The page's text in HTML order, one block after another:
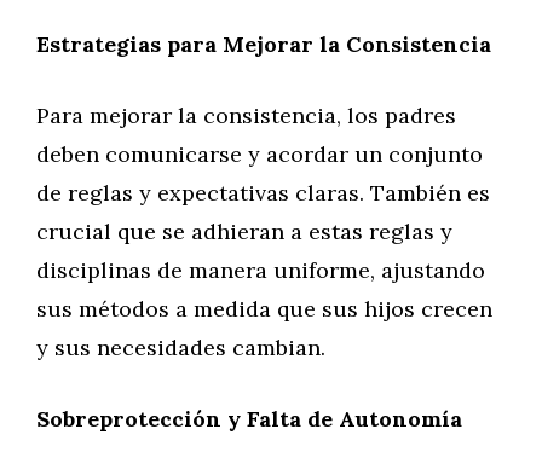
Estrategias para Mejorar la Consistencia
Para mejorar la consistencia, los padres
deben comunicarse y acordar un conjunto
de reglas y expectativas claras. También es
crucial que se adhieran a estas reglas y
disciplinas de manera uniforme, ajustando
sus métodos a medida que sus hijos crecen
y sus necesidades cambian.
Sobreprotección y Falta de Autonomía